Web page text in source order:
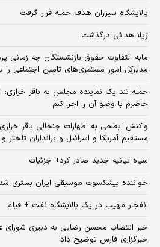
پالایشگاه سیزران هدف حمله قرار گرفت
ژیلا هدائی درگذشت
مابه التفاوت حقوق بازنشستگان چه
مدیرکل امور مستمری‌های تامین اجتماعی را
حمله تند یک نماینده مجلس به باقر
حاضرم با وضو آن را اجرا کنم
واکنش ابطحی به اظهارات جنجالی باقر
مستقیم آمریکا و اسرائیل و براندازان
سپاه بیانیه جدید صادر کرد+ جزئیات
خواننده پیشکسوت موسیقی ایران بستری
انفجار مهیب در یک پالایشگاه نفت + فیلم
خبر انتصاب محسن رضایی به دبیری
خبرگزاری فارس توضیح داد